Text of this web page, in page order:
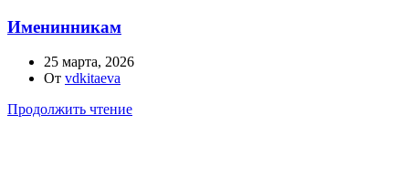
Именинникам
25 марта, 2026
От vdkitaeva
Продолжить чтение